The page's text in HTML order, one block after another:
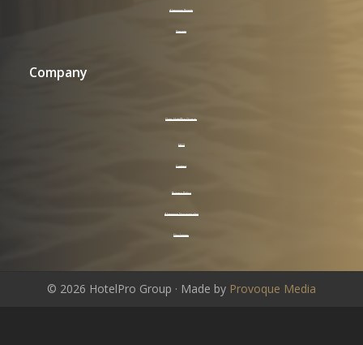
Algemene Ruimte
Signage
Company
Over HotelPro Group
FAQ
Contact
Privacy Policy
Algemene Voorwaarden
Disclaimer
© 2026 HotelPro Group · Made by Provoque Media